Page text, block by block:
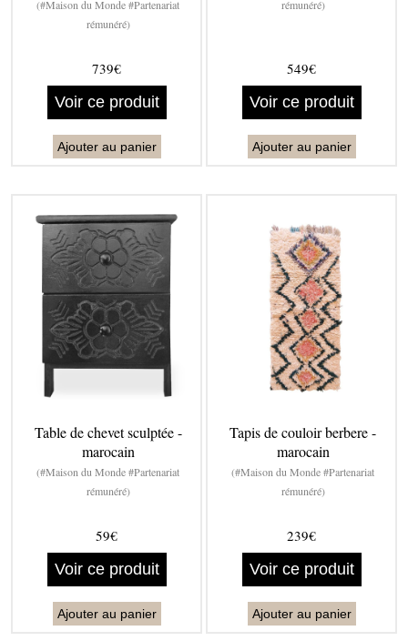
(#Maison du Monde #Partenariat
rémunéré)
739€
Voir ce produit
Ajouter au panier
rémunéré)
549€
Voir ce produit
Ajouter au panier
Table de chevet sculptée -
marocain
(#Maison du Monde #Partenariat
rémunéré)
59€
Voir ce produit
Ajouter au panier
Tapis de couloir berbere -
marocain
(#Maison du Monde #Partenariat
rémunéré)
239€
Voir ce produit
Ajouter au panier